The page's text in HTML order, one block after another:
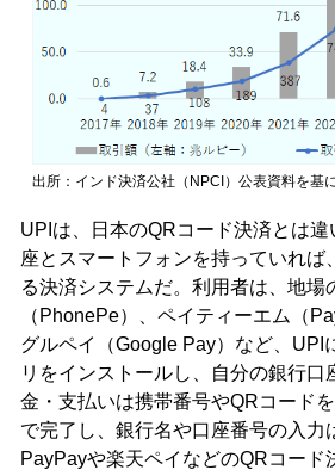
出所：インド決済公社（NPCI）公表資料を基
UPIは、日本のQRコード決済とは違
座とスマートフォンを持っていれば
る決済システムだ。利用者は、地場
（PhonePe）、ペイティーエム（
グルペイ（Google Pay）など、UPI
リをインストールし、自分の銀行口
金・支払いは携帯番号やQRコード
で完了し、銀行名や口座番号の入力
PayPayや楽天ペイなどのQRコード